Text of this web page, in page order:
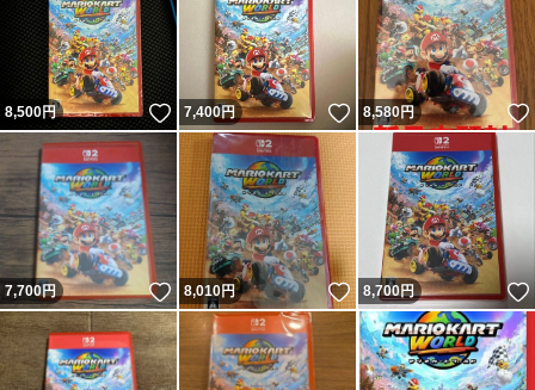
8,500円 いいね！
7,400円 いいね！
8,580円
7,700円 いいね！
8,010円 いいね！
8,700円